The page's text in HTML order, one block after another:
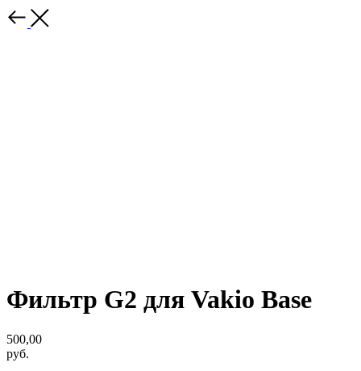
Фильтр G2 для Vakio Base
500,00
руб.